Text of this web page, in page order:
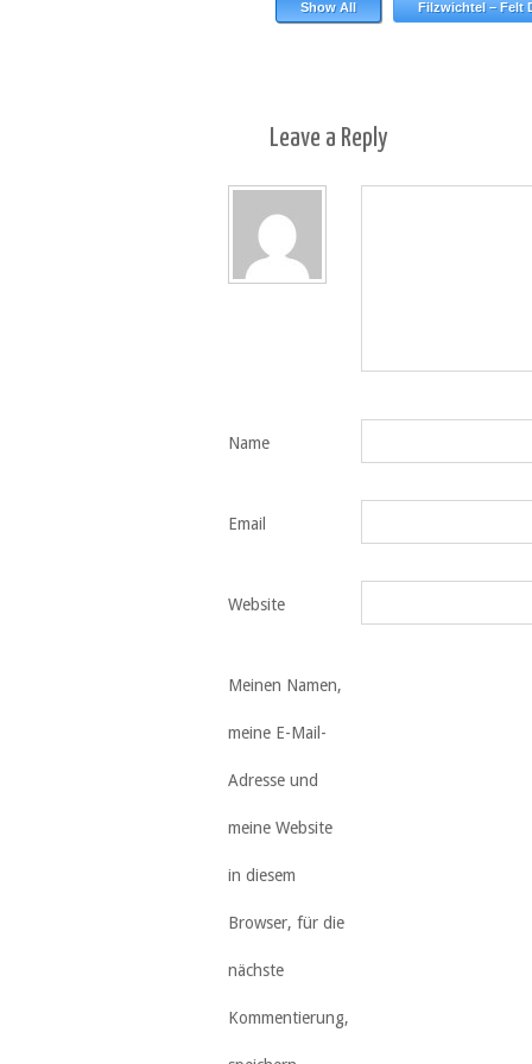
Show All Filzwichtel – Felt
Leave a Reply
Name
Email
Website
Meinen Namen,
meine E-Mail-
Adresse und
meine Website
in diesem
Browser, für die
nächste
Kommentierung,